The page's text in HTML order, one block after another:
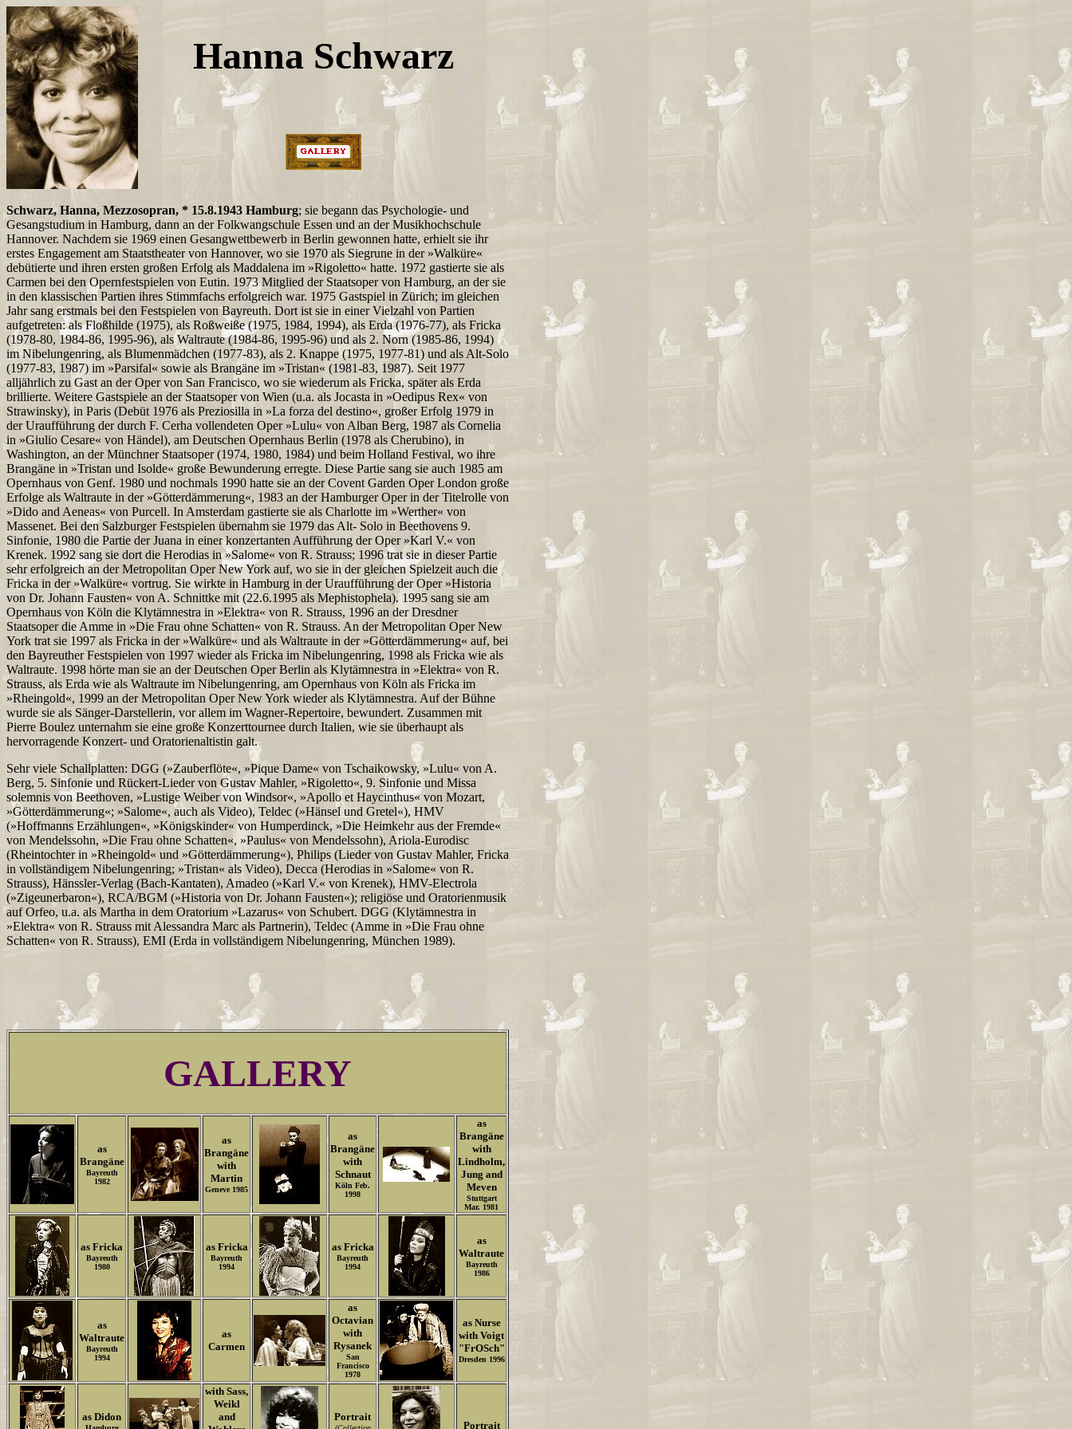
Hanna Schwarz
Schwarz, Hanna, Mezzosopran, * 15.8.1943 Hamburg; sie begann das Psychologie- und
Gesangstudium in Hamburg, dann an der Folkwangschule Essen und an der Musikhochschule
Hannover. Nachdem sie 1969 einen Gesangwettbewerb in Berlin gewonnen hatte, erhielt sie ihr
erstes Engagement am Staatstheater von Hannover, wo sie 1970 als Siegrune in der »Walküre«
debütierte und ihren ersten großen Erfolg als Maddalena im »Rigoletto« hatte. 1972 gastierte sie als
Carmen bei den Opernfestspielen von Eutin. 1973 Mitglied der Staatsoper von Hamburg, an der sie
in den klassischen Partien ihres Stimmfachs erfolgreich war. 1975 Gastspiel in Zürich; im gleichen
Jahr sang erstmals bei den Festspielen von Bayreuth. Dort ist sie in einer Vielzahl von Partien
aufgetreten: als Floßhilde (1975), als Roßweiße (1975, 1984, 1994), als Erda (1976-77), als Fricka
(1978-80, 1984-86, 1995-96), als Waltraute (1984-86, 1995-96) und als 2. Norn (1985-86, 1994)
im Nibelungenring, als Blumenmädchen (1977-83), als 2. Knappe (1975, 1977-81) und als Alt-Solo
(1977-83, 1987) im »Parsifal« sowie als Brangäne im »Tristan« (1981-83, 1987). Seit 1977
alljährlich zu Gast an der Oper von San Francisco, wo sie wiederum als Fricka, später als Erda
brillierte. Weitere Gastspiele an der Staatsoper von Wien (u.a. als Jocasta in »Oedipus Rex« von
Strawinsky), in Paris (Debüt 1976 als Preziosilla in »La forza del destino«, großer Erfolg 1979 in
der Uraufführung der durch F. Cerha vollendeten Oper »Lulu« von Alban Berg, 1987 als Cornelia
in »Giulio Cesare« von Händel), am Deutschen Opernhaus Berlin (1978 als Cherubino), in
Washington, an der Münchner Staatsoper (1974, 1980, 1984) und beim Holland Festival, wo ihre
Brangäne in »Tristan und Isolde« große Bewunderung erregte. Diese Partie sang sie auch 1985 am
Opernhaus von Genf. 1980 und nochmals 1990 hatte sie an der Covent Garden Oper London große
Erfolge als Waltraute in der »Götterdämmerung«, 1983 an der Hamburger Oper in der Titelrolle von
»Dido and Aeneas« von Purcell. In Amsterdam gastierte sie als Charlotte im »Werther« von
Massenet. Bei den Salzburger Festspielen übernahm sie 1979 das Alt- Solo in Beethovens 9.
Sinfonie, 1980 die Partie der Juana in einer konzertanten Aufführung der Oper »Karl V.« von
Krenek. 1992 sang sie dort die Herodias in »Salome« von R. Strauss; 1996 trat sie in dieser Partie
sehr erfolgreich an der Metropolitan Oper New York auf, wo sie in der gleichen Spielzeit auch die
Fricka in der »Walküre« vortrug. Sie wirkte in Hamburg in der Uraufführung der Oper »Historia
von Dr. Johann Fausten« von A. Schnittke mit (22.6.1995 als Mephistophela). 1995 sang sie am
Opernhaus von Köln die Klytämnestra in »Elektra« von R. Strauss, 1996 an der Dresdner
Staatsoper die Amme in »Die Frau ohne Schatten« von R. Strauss. An der Metropolitan Oper New
York trat sie 1997 als Fricka in der »Walküre« und als Waltraute in der »Götterdämmerung« auf, bei
den Bayreuther Festspielen von 1997 wieder als Fricka im Nibelungenring, 1998 als Fricka wie als
Waltraute. 1998 hörte man sie an der Deutschen Oper Berlin als Klytämnestra in »Elektra« von R.
Strauss, als Erda wie als Waltraute im Nibelungenring, am Opernhaus von Köln als Fricka im
»Rheingold«, 1999 an der Metropolitan Oper New York wieder als Klytämnestra. Auf der Bühne
wurde sie als Sänger-Darstellerin, vor allem im Wagner-Repertoire, bewundert. Zusammen mit
Pierre Boulez unternahm sie eine große Konzerttournee durch Italien, wie sie überhaupt als
hervorragende Konzert- und Oratorienaltistin galt.
Sehr viele Schallplatten: DGG (»Zauberflöte«, »Pique Dame« von Tschaikowsky, »Lulu« von A.
Berg, 5. Sinfonie und Rückert-Lieder von Gustav Mahler, »Rigoletto«, 9. Sinfonie und Missa
solemnis von Beethoven, »Lustige Weiber von Windsor«, »Apollo et Haycinthus« von Mozart,
»Götterdämmerung«; »Salome«, auch als Video), Teldec (»Hänsel und Gretel«), HMV
(»Hoffmanns Erzählungen«, »Königskinder« von Humperdinck, »Die Heimkehr aus der Fremde«
von Mendelssohn, »Die Frau ohne Schatten«, »Paulus« von Mendelssohn), Ariola-Eurodisc
(Rheintochter in »Rheingold« und »Götterdämmerung«), Philips (Lieder von Gustav Mahler, Fricka
in vollständigem Nibelungenring; »Tristan« als Video), Decca (Herodias in »Salome« von R.
Strauss), Hänssler-Verlag (Bach-Kantaten), Amadeo (»Karl V.« von Krenek), HMV-Electrola
(»Zigeunerbaron«), RCA/BGM (»Historia von Dr. Johann Fausten«); religiöse und Oratorienmusik
auf Orfeo, u.a. als Martha in dem Oratorium »Lazarus« von Schubert. DGG (Klytämnestra in
»Elektra« von R. Strauss mit Alessandra Marc als Partnerin), Teldec (Amme in »Die Frau ohne
Schatten« von R. Strauss), EMI (Erda in vollständigem Nibelungenring, München 1989).
GALLERY
as
Brangäne
Bayreuth
1982
as
Brangäne
with
Martin
Geneve 1985
as
Brangäne
with
Schnaut
Köln Feb.
1998
as
Brangäne
with
Lindholm,
Jung and
Meven
Stuttgart
Mar. 1981
as Fricka
Bayreuth
1980
as Fricka
Bayreuth
1994
as Fricka
Bayreuth
1994
as
Waltraute
Bayreuth
1986
as
Waltraute
Bayreuth
1994
as
Carmen
as
Octavian
with
Rysanek
San
Francisco
1978
as Nurse
with Voigt
"FrOSch"
Dresden 1996
as Didon
with Sass,
Weikl
and
Portrait
Portrait